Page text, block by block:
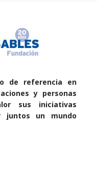
de referencia en
y personas
sus iniciativas
juntos un mundo